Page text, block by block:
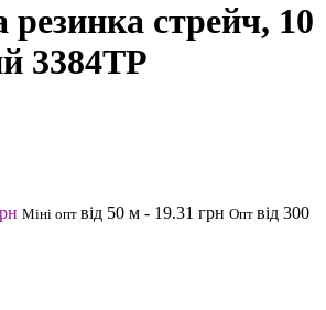
резинка стрейч, 10
3384ТР
Міні опт від 50 м - 19.31 грн Опт від 300